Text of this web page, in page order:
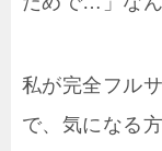
私が完全フル
で、気になる